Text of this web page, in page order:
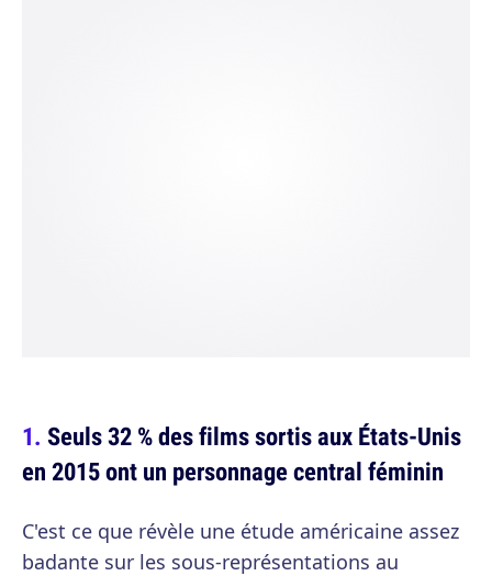
Seuls 32 % des films sortis aux États-Unis
en 2015 ont un personnage central féminin
C'est ce que révèle une étude américaine assez
badante sur les sous-représentations au